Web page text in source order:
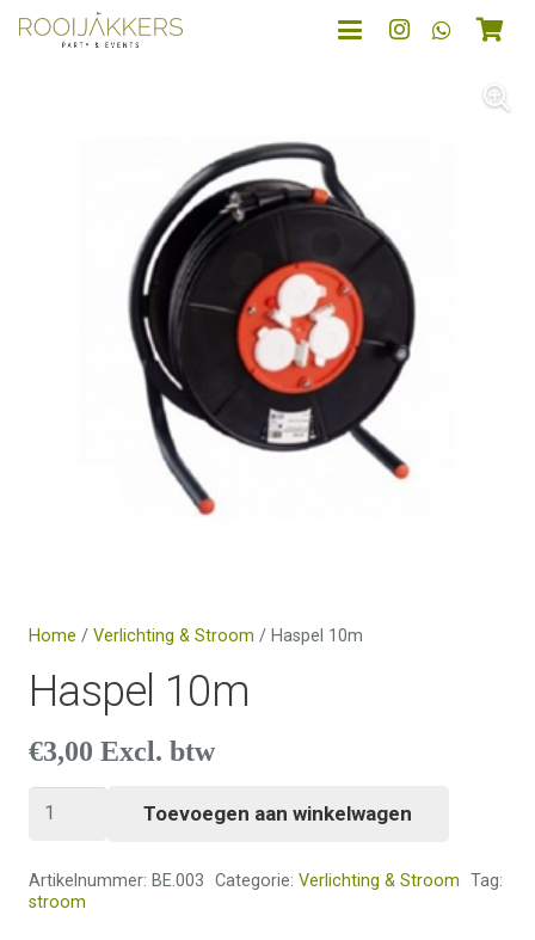
Home / Verlichting & Stroom / Haspel 10m
Haspel 10m
€3,00 Excl. btw
aantal
Toevoegen aan winkelwagen
Artikelnummer: BE.003 Categorie: Verlichting & Stroom Tag:
stroom